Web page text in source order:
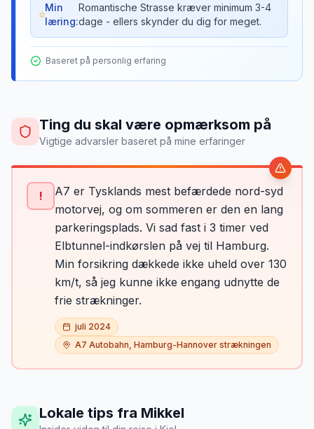
træde ind i et eventyr.
Min
læring:
Romantische Strasse kræver minimum 3-4
dage - ellers skynder du dig for meget.
Baseret på personlig erfaring
Ting du skal være opmærksom på
Vigtige advarsler baseret på mine erfaringer
!
A7 er Tysklands mest befærdede nord-syd
motorvej, og om sommeren er den en lang
parkeringsplads. Vi sad fast i 3 timer ved
Elbtunnel-indkørslen på vej til Hamburg.
Min forsikring dækkede ikke uheld over 130
km/t, så jeg kunne ikke engang udnytte de
frie strækninger.
juli 2024
A7 Autobahn, Hamburg-Hannover strækningen
Lokale tips fra Mikkel